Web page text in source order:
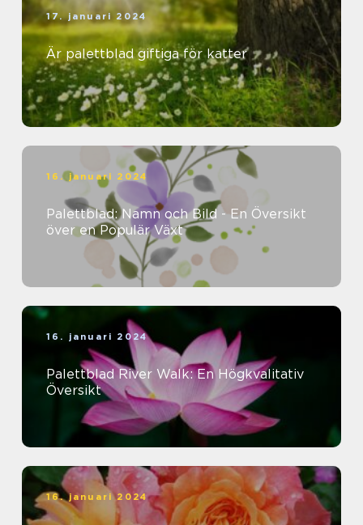
17. januari 2024
Är palettblad giftiga för katter
16. januari 2024
Palettblad: Namn och Bild - En Översikt
över en Populär Växt
16. januari 2024
Palettblad River Walk: En Högkvalitativ
Översikt
16. januari 2024